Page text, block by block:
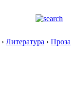
› Литература › Проза